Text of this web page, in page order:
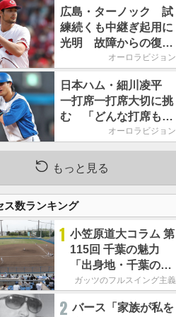
催
広島・ターノック 試
練続くも中継ぎ起用に
光明 故障からの復帰
期す／助っ人前半戦通
オーロラビジョン
日本ハム・細川凌平
一打席一打席大切に挑
む 「どんな打席も何
か意味のある打席にし
く！
オーロラビジョン
もっと見る
ス数ランキング
1 小笠原道大コラム 第
115回 千葉の魅力
「出身地・千葉の話
の続き。昔から野球
す」
ガッツのフルスイング主義
2 バース「家族が私を